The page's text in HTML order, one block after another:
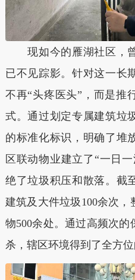
现如今的雁湖社区，曾
已不见踪影。针对这一长
不再“头疼医头”，而是推
式。通过划定专属建筑垃
的标准化标识，明确了堆
区联动物业建立了“一日
绝了垃圾积压和散落。截
建筑及大件垃圾100余次
物500余处。通过高频次
杀，辖区环境得到了全方位